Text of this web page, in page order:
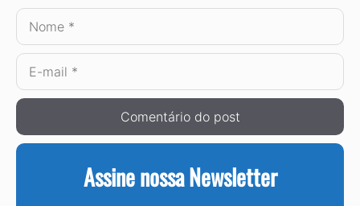
Nome
E-
mail
Assine nossa Newsletter